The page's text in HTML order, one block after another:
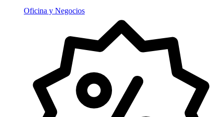
Oficina y Negocios